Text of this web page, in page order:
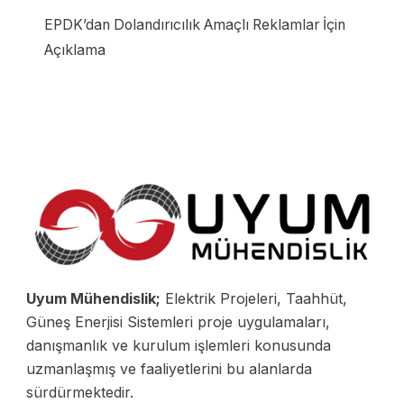
EPDK’dan Dolandırıcılık Amaçlı Reklamlar İçin
Açıklama
Uyum Mühendislik; Elektrik Projeleri, Taahhüt,
Güneş Enerjisi Sistemleri proje uygulamaları,
danışmanlık ve kurulum işlemleri konusunda
uzmanlaşmış ve faaliyetlerini bu alanlarda
sürdürmektedir.